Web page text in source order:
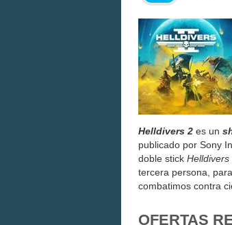
Helldivers 2 es un
publicado por Sony
doble stick Helldivers
tercera persona,
combatimos contra
OFERTAS